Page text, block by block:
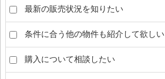
最新の販売状況を知りたい
条件に合う他の物件も紹介して欲しい
購入について相談したい